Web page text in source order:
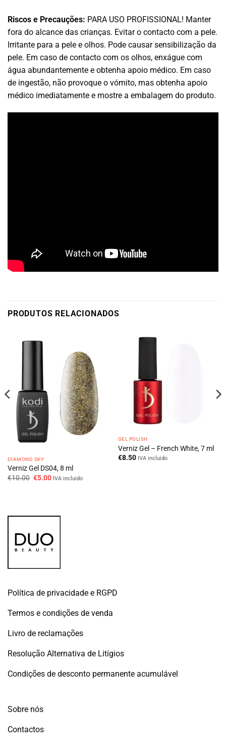
Riscos e Precauções: PARA USO PROFISSIONAL! Manter
fora do alcance das crianças. Evitar o contacto com a pele.
Irritante para a pele e olhos. Pode causar sensibilização da
pele. Em caso de contacto com os olhos, enxágue com
água abundantemente e obtenha apoio médico. Em caso
de ingestão, não provoque o vómito, mas obtenha apoio
médico imediatamente e mostre a embalagem do produto.
PRODUTOS RELACIONADOS
DIAMOND SKY
Verniz Gel DS04, 8 ml
€10.00 O
€5.00OIVA incluido
GEL POLISH
Verniz Gel – French White, 7 ml
€8.50 IVA incluido
Política de privacidade e RGPD
Termos e condições de venda
Livro de reclamações
Resolução Alternativa de Litígios
Condições de desconto permanente acumulável
Sobre nós
Contactos